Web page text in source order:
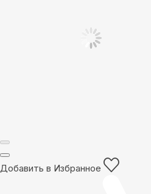
Добавить в Избранное